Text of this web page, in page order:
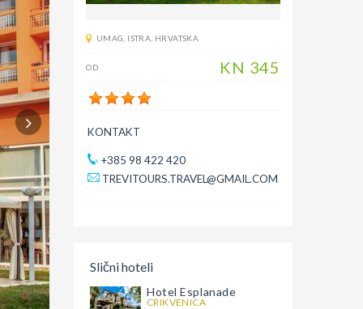
UMAG ISTRA HRVATSKA
OD KN 345
KONTAKT
+385 98 422 420
TREVITOURS.TRAVEL@GMAIL.COM
Slični hoteli
Hotel Esplanade
CRIKVENICA